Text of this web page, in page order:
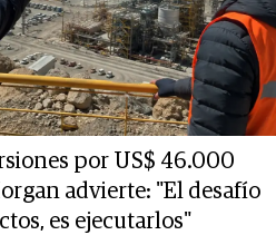
por US$ 46.000
advierte: "El desafío
es ejecutarlos"